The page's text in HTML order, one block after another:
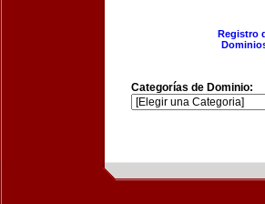
Registro
Categorías de Dominio: